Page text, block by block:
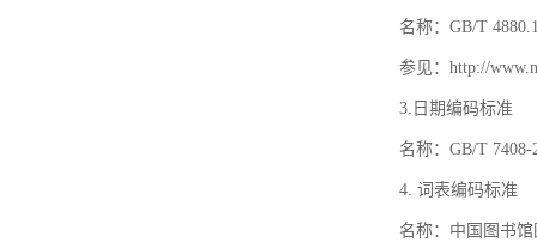
名称：GB/T
参见：http://
3.日期编码标准
名称：GB/T
4. 词表编码标准
名称：中国图书